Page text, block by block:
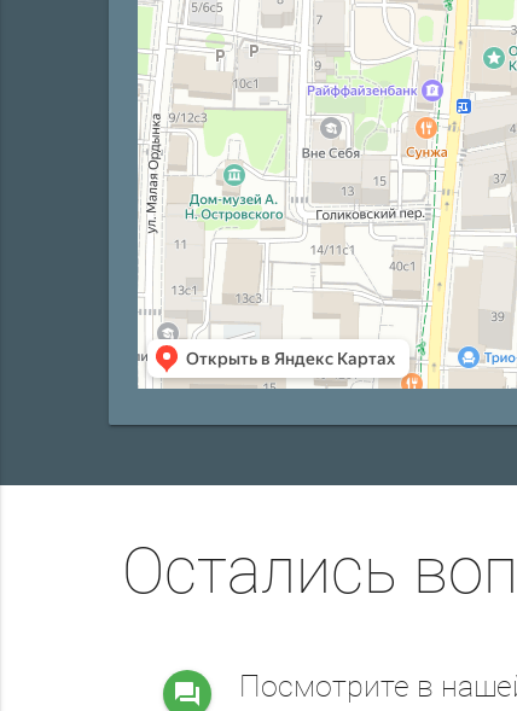
Остались
question_answer Посмотрите в